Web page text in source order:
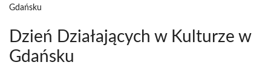
Gdańsku
Dzień Działających w Kulturze w
Gdańsku